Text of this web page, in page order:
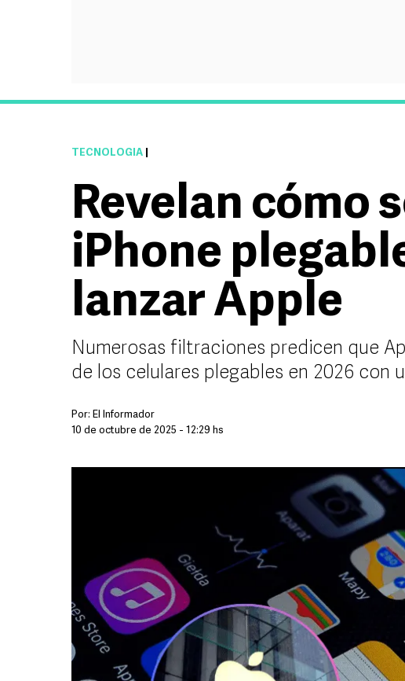
TECNOLOGÍA
Revelan cómo
iPhone
lanzar Apple
Numerosas filtraciones predicen que
de los celulares plegables en 2026 con
Por: El Informador
10 de octubre de 2025 - 12:29 hs